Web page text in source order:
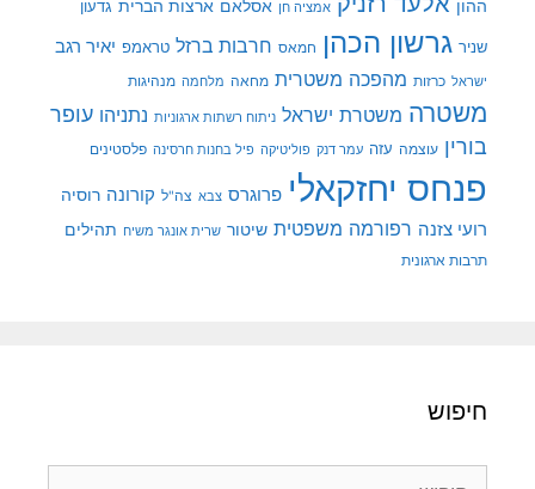
ההון
אמציה חן אסלאם ארצות הברית גדעון
שניר גרשון הכהן חמאס חרבות ברזל טראמפ יאיר רגב
ישראל כרזות מהפכה משטרית מחאה מלחמה מנהיגות
משטרה משטרת ישראל ניתוח רשתות ארגוניות נתניהו עופר
בורין עוצמה עזה עמר דנק פוליטיקה פיל בחנות חרסינה פלסטינים
פנחס יחזקאלי פרוגרס צבא צה"ל קורונה רוסיה
רועי צזנה רפורמה משפטית שיטור שרית אונגר משיח תהילים
תרבות ארגונית
חיפוש